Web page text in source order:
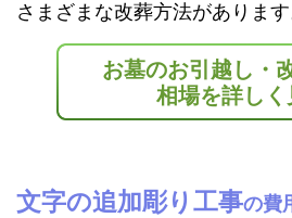
さまざまな改葬方法があります
お墓のお引越し・
相場を詳しく
文字の追加彫り工事の費